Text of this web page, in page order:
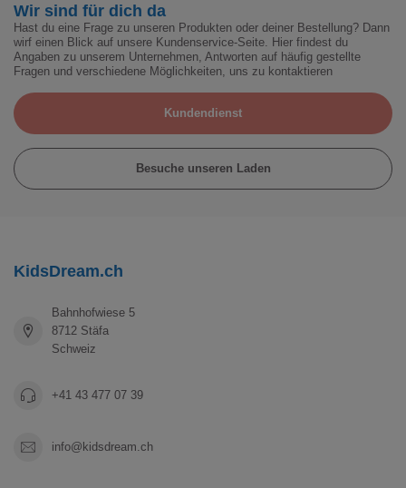
Wir sind für dich da
Hast du eine Frage zu unseren Produkten oder deiner Bestellung? Dann
wirf einen Blick auf unsere Kundenservice-Seite. Hier findest du
Angaben zu unserem Unternehmen, Antworten auf häufig gestellte
Fragen und verschiedene Möglichkeiten, uns zu kontaktieren
Kundendienst
Besuche unseren Laden
KidsDream.ch
Bahnhofwiese 5
8712 Stäfa
Schweiz
+41 43 477 07 39
info@kidsdream.ch